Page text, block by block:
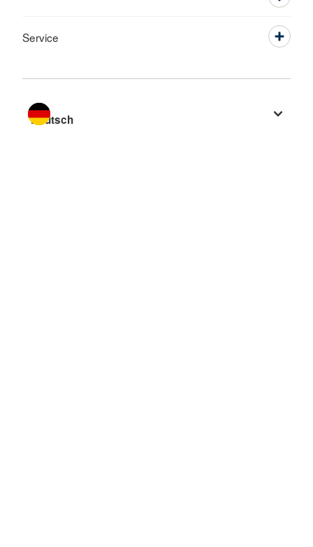
Service
Sprache wechseln zu